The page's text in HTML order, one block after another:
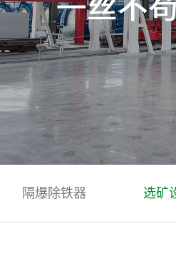
隔爆除铁器 选矿